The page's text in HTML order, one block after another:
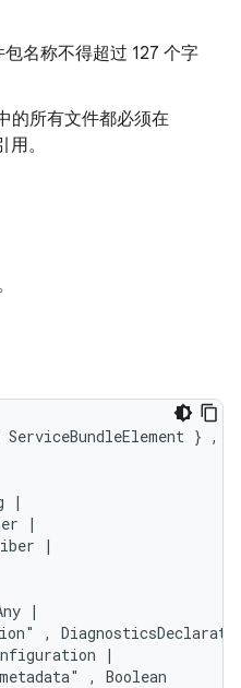
包名称不得超过 127 个字
的所有文件都必须在
。
} ,
|
|
|
|
,
|
, Boolean